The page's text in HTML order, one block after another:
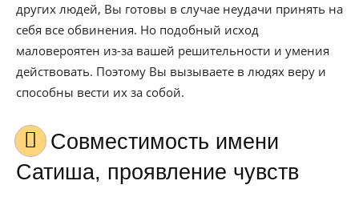
других людей, Вы готовы в случае неудачи принять на
себя все обвинения. Но подобный исход
маловероятен из-за вашей решительности и умения
действовать. Поэтому Вы вызываете в людях веру и
способны вести их за собой.
Совместимость имени
Сатиша, проявление чувств